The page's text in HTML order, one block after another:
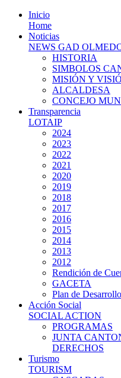
Inicio
Home
Noticias
NEWS GAD
HISTORIA
SIMBOLOS
MISIÓN Y
ALCALDESA
CONCEJO
Transparencia
LOTAIP
2024
2023
2022
2021
2020
2019
2018
2017
2016
2015
2014
2013
2012
Rendición de
GACETA
Plan de
Acción Social
SOCIAL ACTION
PROGRAMAS
JUNTA
DERECHOS
Turismo
TOURISM